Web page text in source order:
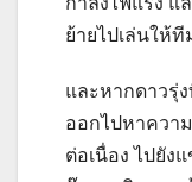
ย้ายไปเล่นให้
และหากดาวรุ่
ออกไปหาควา
ต่อเนื่อง ไปยัง